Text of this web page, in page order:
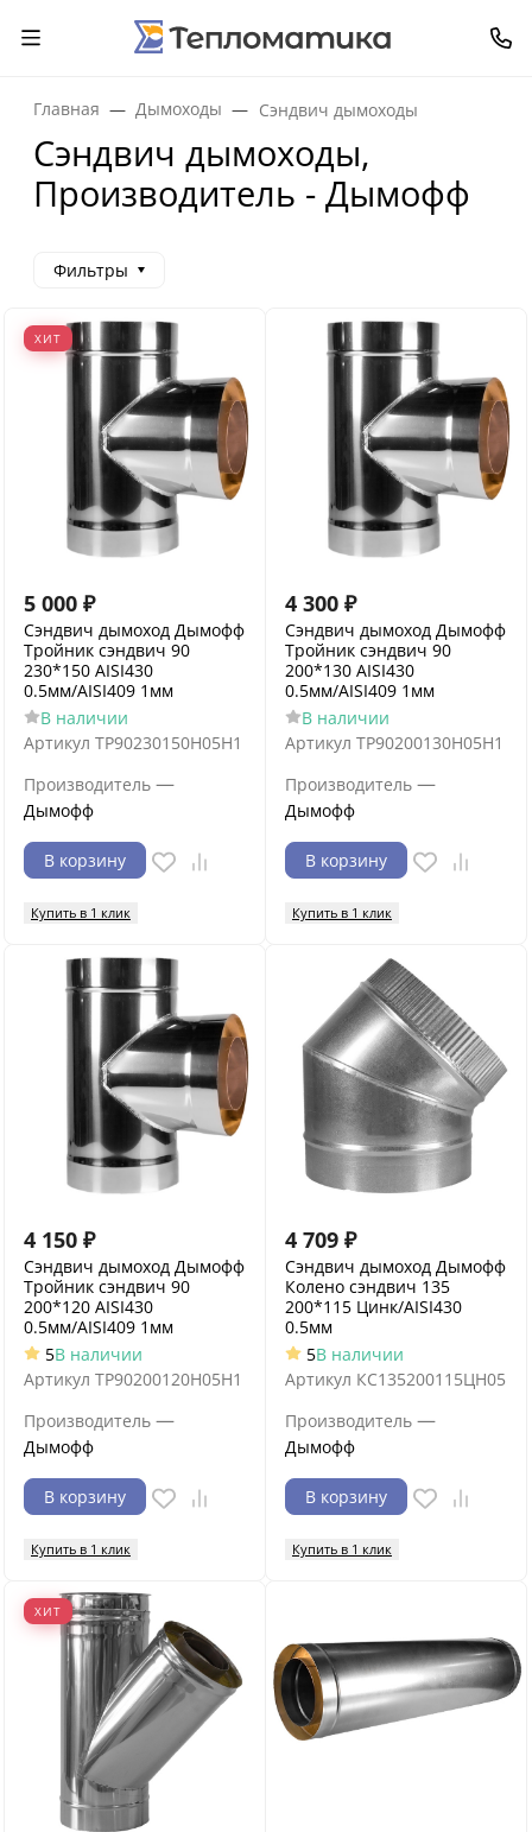
Главная Дымоходы Сэндвич дымоходы
Сэндвич дымоходы,
Производитель - Дымофф
Фильтры
ХИТ
5 000 ₽
Сэндвич дымоход Дымофф
Тройник сэндвич 90
230*150 AISI430
0.5мм/AISI409 1мм
В наличии
Артикул ТР90230150Н05Н1
Производитель —
Дымофф
В корзину
Купить в 1 клик
4 300 ₽
Сэндвич дымоход Дымофф
Тройник сэндвич 90
200*130 AISI430
0.5мм/AISI409 1мм
В наличии
Артикул ТР90200130Н05Н1
Производитель —
Дымофф
В корзину
Купить в 1 клик
4 150 ₽
Сэндвич дымоход Дымофф
Тройник сэндвич 90
200*120 AISI430
0.5мм/AISI409 1мм
5В наличии
Артикул ТР90200120Н05Н1
Производитель —
Дымофф
В корзину
Купить в 1 клик
4 709 ₽
Сэндвич дымоход Дымофф
Колено сэндвич 135
200*115 Цинк/AISI430
0.5мм
5В наличии
Артикул КС135200115ЦН05
Производитель —
Дымофф
В корзину
Купить в 1 клик
ХИТ